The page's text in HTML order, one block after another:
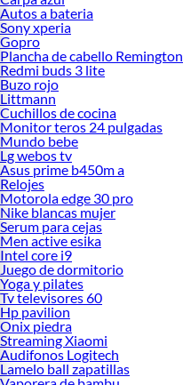
Autos a bateria
Sony xperia
Gopro
Plancha de cabello Remington
Redmi buds 3 lite
Buzo rojo
Littmann
Cuchillos de cocina
Monitor teros 24 pulgadas
Mundo bebe
Lg webos tv
Asus prime b450m a
Relojes
Motorola edge 30 pro
Nike blancas mujer
Serum para cejas
Men active esika
Intel core i9
Juego de dormitorio
Yoga y pilates
Tv televisores 60
Hp pavilion
Onix piedra
Streaming Xiaomi
Audifonos Logitech
Lamelo ball zapatillas